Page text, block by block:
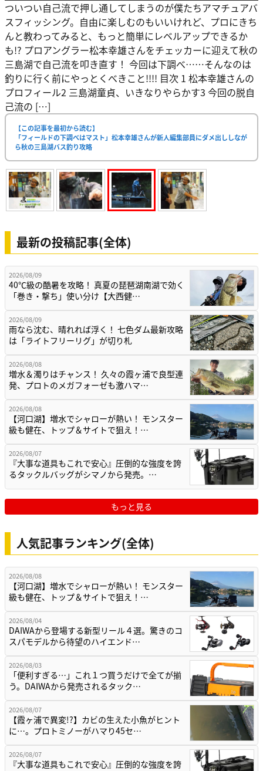
ついつい自己流で押し通してしまうのが僕たちアマチュアバ
スフィッシング。自由に楽しむのもいいけれど、プロにきち
んと教わってみると、もっと簡単にレベルアップできるか
も!? プロアングラー松本幸雄さんをチェッカーに迎えて秋の
三島湖で自己流を叩き直す！ 今回は下調べ……そんなのは
釣りに行く前にやっとくべきこと!!!! 目次 1 松本幸雄さんの
プロフィール2 三島湖童貞、いきなりやらかす3 今回の脱自
己流の […]
【この記事を最初から読む】
「フィールドの下調べはマスト」松本幸雄さんが新人編集部員にダメ出ししなが
ら秋の三島湖バス釣り攻略
最新の投稿記事(全体)
2026/08/09
40℃級の酷暑を攻略！ 真夏の琵琶湖南湖で効く
「巻き・撃ち」使い分け【大西健…
2026/08/09
雨なら沈む、晴れれば浮く！ 七色ダム最新攻略
は「ライトフリーリグ」が切り札
2026/08/08
増水＆濁りはチャンス！ 久々の霞ヶ浦で良型連
発、プロトのメガフォーゼも激ハマ…
2026/08/08
【河口湖】増水でシャローが熱い！ モンスター
級も健在、トップ＆サイトで狙え！…
2026/08/07
『大事な道具もこれで安心』圧倒的な強度を誇
るタックルバッグがシマノから発売。…
もっと見る
人気記事ランキング(全体)
2026/08/08
【河口湖】増水でシャローが熱い！ モンスター
級も健在、トップ＆サイトで狙え！…
2026/08/04
DAIWAから登場する新型リール４選。驚きのコ
スパモデルから待望のハイエンド…
2026/08/03
「便利すぎる…」これ１つ買うだけで全てが揃
う。DAIWAから発売されるタック…
2026/08/07
【霞ヶ浦で異変!?】カビの生えた小魚がヒント
に…。プロトミノーがハマり45セ…
2026/08/07
『大事な道具もこれで安心』圧倒的な強度を誇